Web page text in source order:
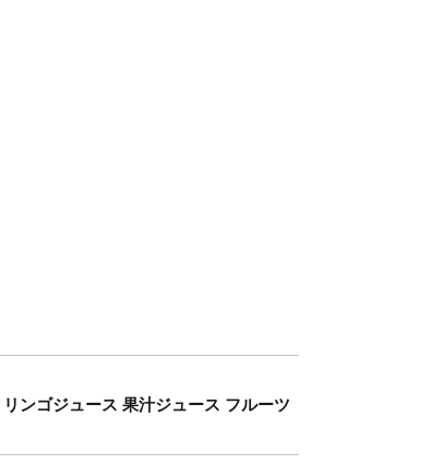
ンゴジュース 果汁ジュース フルーツ